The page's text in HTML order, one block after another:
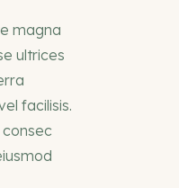
magna
ultrices
facilisis.